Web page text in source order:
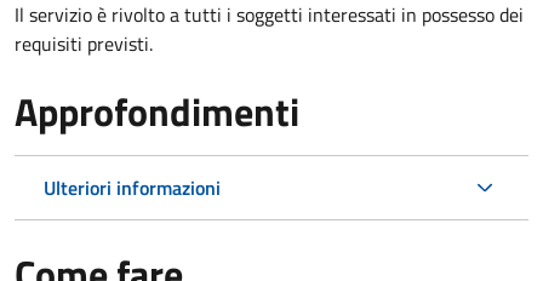
Il servizio è rivolto a tutti i soggetti interessati in possesso dei
requisiti previsti.
Approfondimenti
Ulteriori informazioni